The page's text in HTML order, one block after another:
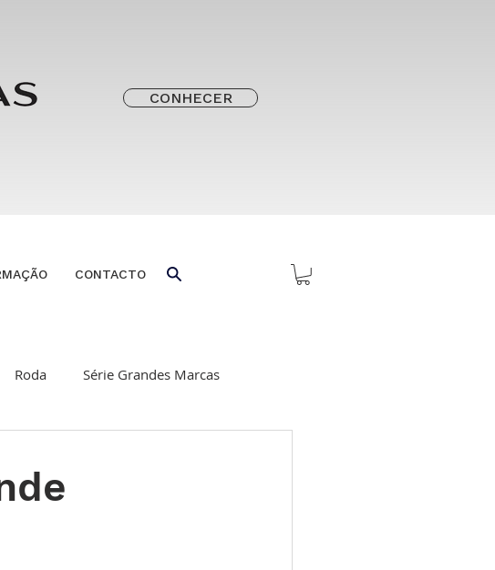
CONHECER
CONTACTO
Roda Série Grandes Marcas
Complicações